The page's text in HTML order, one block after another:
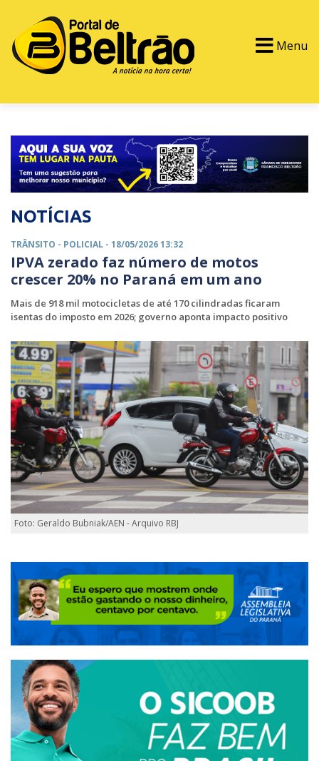
Menu
NOTÍCIAS
TRÂNSITO - POLICIAL - 18/05/2026 13:32
IPVA zerado faz número de motos
crescer 20% no Paraná em um ano
Mais de 918 mil motocicletas de até 170 cilindradas ficaram
isentas do imposto em 2026; governo aponta impacto positivo
Foto: Geraldo Bubniak/AEN - Arquivo RBJ